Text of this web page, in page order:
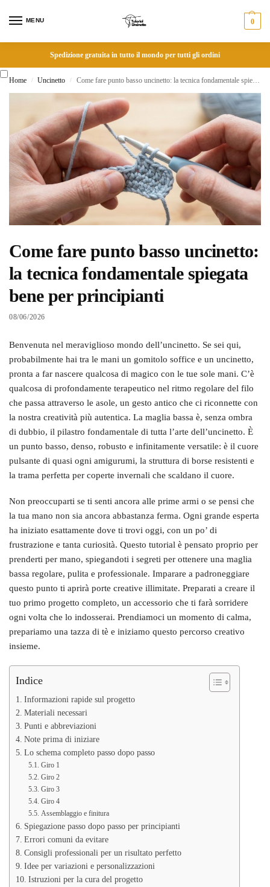
MENU 0
Spedizione gratuita in tutto il mondo per tutti gli ordini
Home / Uncinetto / Come fare punto basso uncinetto: la tecnica fondamentale spiegata bene per principianti
Come fare punto basso uncinetto:
la tecnica fondamentale spiegata
bene per principianti
08/06/2026
Benvenuta nel meraviglioso mondo dell’uncinetto. Se sei qui,
probabilmente hai tra le mani un gomitolo soffice e un uncinetto,
pronta a far nascere qualcosa di magico con le tue sole mani. C’è
qualcosa di profondamente terapeutico nel ritmo regolare del filo
che passa attraverso le asole, un gesto antico che ci riconnette con
la nostra creatività più autentica. La maglia bassa è, senza ombra
di dubbio, il pilastro fondamentale di tutta l’arte dell’uncinetto. È
un punto basso, denso, robusto e infinitamente versatile: è il cuore
pulsante di quasi ogni amigurumi, la struttura di borse resistenti e
la trama perfetta per coperte invernali che scaldano il cuore.
Non preoccuparti se ti senti ancora alle prime armi o se pensi che
la tua mano non sia ancora abbastanza ferma. Ogni grande esperta
ha iniziato esattamente dove ti trovi oggi, con un po’ di
frustrazione e tanta curiosità. Questo tutorial è pensato proprio per
prenderti per mano, spiegandoti i segreti per ottenere una maglia
bassa regolare, pulita e professionale. Imparare a padroneggiare
questo punto ti aprirà porte creative illimitate. Preparati a creare il
tuo primo progetto completo, un accessorio che ti farà sorridere
ogni volta che lo indosserai. Prendiamoci un momento di calma,
prepariamo una tazza di tè e iniziamo questo percorso creativo
insieme.
Indice
Informazioni rapide sul progetto
Materiali necessari
Punti e abbreviazioni
Note prima di iniziare
Lo schema completo passo dopo passo
Giro 1
Giro 2
Giro 3
Giro 4
Assemblaggio e finitura
Spiegazione passo dopo passo per principianti
Errori comuni da evitare
Consigli professionali per un risultato perfetto
Idee per variazioni e personalizzazioni
Istruzioni per la cura del progetto